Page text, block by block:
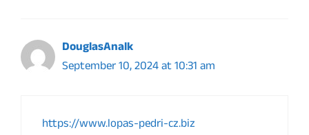
DouglasAnalk
September 10, 2024 at 10:31 am
https://www.lopas-pedri-cz.biz